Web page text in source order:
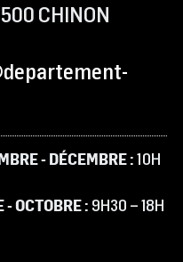
CHINON
- DÉCEMBRE :10H
OCTOBRE : 9H30 – 18H